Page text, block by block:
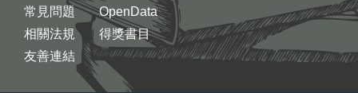
常見問題
相關法規
友善連結
OpenData
得獎書目